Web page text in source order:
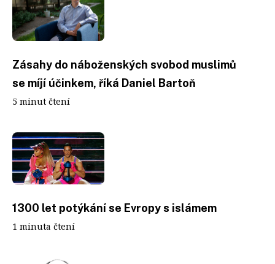
Zásahy do náboženských svobod muslimů
se míjí účinkem, říká Daniel Bartoň
5 minut čtení
1300 let potýkání se Evropy s islámem
1 minuta čtení